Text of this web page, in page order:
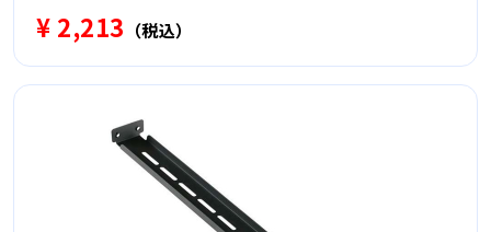
¥ 2,213 （税込）